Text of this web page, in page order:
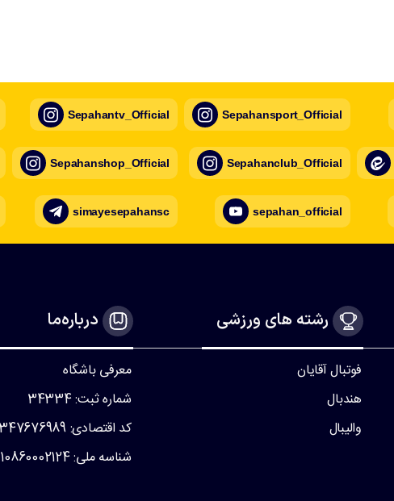
Sepahantv_Official
Sepahanshop_Official
simayesepahansc
Sepahansport_Official
Sepahanclub_Official
sepahan_official
رشته های ورزشی
فوتبال آقایان
هندبال
والیبال
درباره‌ما
معرفی باشگاه
شماره ثبت: 34334
کد اقتصادی: 411347676989
شناسه ملی: 10860002124